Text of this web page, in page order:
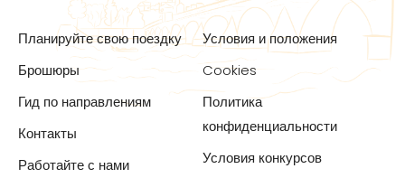
Планируйте свою поездку
Брошюры
Гид по направлениям
Контакты
Работайте с нами
Условия и положения
Cookies
Политика
конфиденциальности
Условия конкурсов